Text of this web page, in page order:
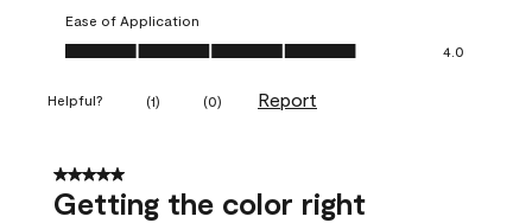
Ease of Application
Ease of Application, 4.0 out of 5
4.0
Helpful? (1) (0) Report
5 out of 5 stars.
Getting the color right